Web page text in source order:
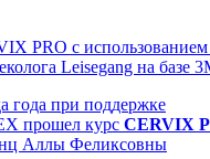
PRO с использованием
Leisegang на базе
года при поддержке
прошел курс CERVIX
Аллы Феликсовны